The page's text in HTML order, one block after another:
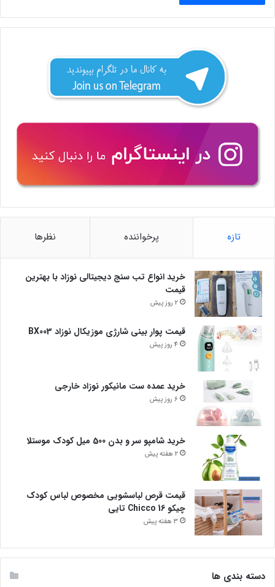
تازه پرخواننده نظرها
خرید انواع تب سنج دیجیتالی نوزاد با بهترین
قیمت
2 روز پیش
قیمت پوار بینی شارژی موزیکال نوزاد BX003
4 روز پیش
خرید عمده ست مانیکور نوزاد خارجی
6 روز پیش
خرید شامپو سر و بدن 500 میل کودک موستلا
2 هفته پیش
قیمت قرص لباسشویی مخصوص لباس کودک
چیکو Chicco 16 تایی
3 هفته پیش
دسته بندی ها